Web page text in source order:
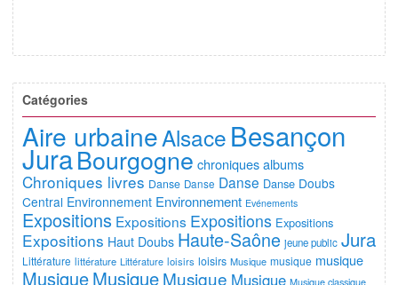
Catégories
Aire urbaineAlsace Besançon
JuraBourgogne chroniques albums
Chroniques livres Danse Danse Danse Danse Doubs
Central Environnement Environnement Evénements
Expositions Expositions Expositions Expositions
Expositions Haut Doubs Haute-Saône jeune public Jura
Littérature littérature Littérature loisirs loisirs Musique musique musique
MusiqueMusiqueMusique Musique Musique classique